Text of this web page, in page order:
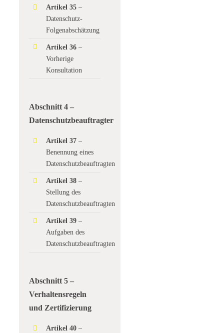
Artikel 35–
Datenschutz-
Folgenabschätzung
Artikel 36–
Vorherige
Konsultation
Abschnitt 4 –
Datenschutzbeauftragter
Artikel 37–
Benennung eines
Datenschutzbeauftragten
Artikel 38–
Stellung des
Datenschutzbeauftragten
Artikel 39–
Aufgaben des
Datenschutzbeauftragten
Abschnitt 5 –
Verhaltensregeln
und Zertifizierung
Artikel 40–